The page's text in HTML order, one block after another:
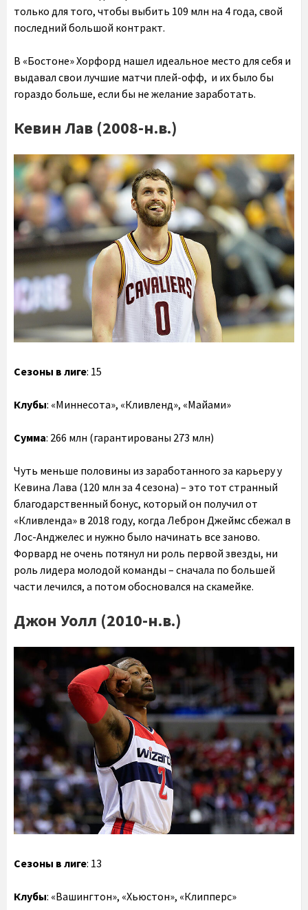
только для того, чтобы выбить 109 млн на 4 года, свой
последний большой контракт.
В «Бостоне» Хорфорд нашел идеальное место для себя и
выдавал свои лучшие матчи плей-офф, и их было бы
гораздо больше, если бы не желание заработать.
Кевин Лав (2008-н.в.)
Сезоны в лиге: 15
Клубы: «Миннесота», «Кливленд», «Майами»
Сумма: 266 млн (гарантированы 273 млн)
Чуть меньше половины из заработанного за карьеру у
Кевина Лава (120 млн за 4 сезона) – это тот странный
благодарственный бонус, который он получил от
«Кливленда» в 2018 году, когда Леброн Джеймс сбежал в
Лос-Анджелес и нужно было начинать все заново.
Форвард не очень потянул ни роль первой звезды, ни
роль лидера молодой команды – сначала по большей
части лечился, а потом обосновался на скамейке.
Джон Уолл (2010-н.в.)
Сезоны в лиге: 13
Клубы: «Вашингтон», «Хьюстон», «Клипперс»